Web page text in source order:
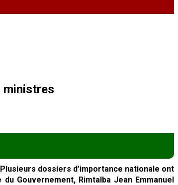
ministres
dossiers d’importance nationale ont
Gouvernement, Rimtalba Jean Emmanuel